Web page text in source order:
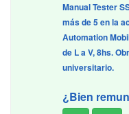
Manual Tester
más de 5 en la
Automation
de L a V, 8hs.
universitario.
¿Bien